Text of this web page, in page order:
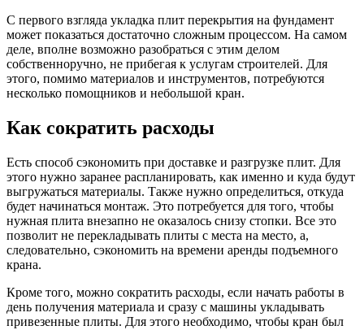
С первого взгляда укладка плит перекрытия на фундамент
может показаться достаточно сложным процессом. На самом
деле, вполне возможно разобраться с этим делом
собственноручно, не прибегая к услугам строителей. Для
этого, помимо материалов и инструментов, потребуются
несколько помощников и небольшой кран.
Как сократить расходы
Есть способ сэкономить при доставке и разгрузке плит. Для
этого нужно заранее распланировать, как именно и куда будут
выгружаться материалы. Также нужно определиться, откуда
будет начинаться монтаж. Это потребуется для того, чтобы
нужная плита внезапно не оказалось снизу стопки. Все это
позволит не перекладывать плиты с места на место, а,
следовательно, сэкономить на времени аренды подъемного
крана.
Кроме того, можно сократить расходы, если начать работы в
день получения материала и сразу с машины укладывать
привезенные плиты. Для этого необходимо, чтобы кран был